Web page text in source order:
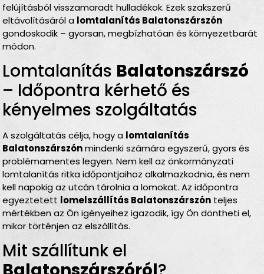
felújításból visszamaradt hulladékok. Ezek szakszerű
eltávolításáról a lomtalanítás Balatonszárszón
gondoskodik – gyorsan, megbízhatóan és környezetbarát
módon.
Lomtalanítás Balatonszárszó
– Időpontra kérhető és
kényelmes szolgáltatás
A szolgáltatás célja, hogy a lomtalanítás
Balatonszárszónmindenki számára egyszerű, gyors és
problémamentes legyen. Nem kell az önkormányzati
lomtalanítás ritka időpontjaihoz alkalmazkodnia, és nem
kell napokig az utcán tárolnia a lomokat. Az időpontra
egyeztetett lomelszállítás Balatonszárszón teljes
mértékben az Ön igényeihez igazodik, így Ön döntheti el,
mikor történjen az elszállítás.
Mit szállítunk el